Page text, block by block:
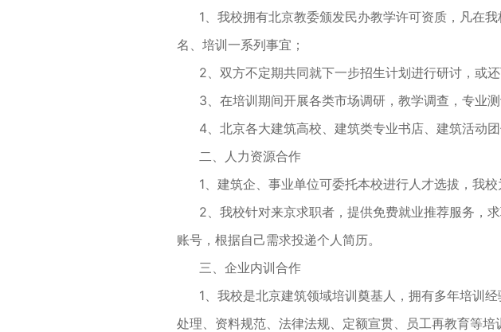
1、我校拥有北京教委颁发民办教学许可资质，凡在
名、培训一系列事宜；
2、双方不定期共同就下一步招生计划进行研讨，或
3、在培训期间开展各类市场调研，教学调查，专业
4、北京各大建筑高校、建筑类专业书店、建筑活动
二、人力资源合作
1、建筑企、事业单位可委托本校进行人才选拔，我
2、我校针对来京求职者，提供免费就业推荐服务，
账号，根据自己需求投递个人简历。
三、企业内训合作
1、我校是北京建筑领域培训奠基人，拥有多年培训
处理、资料规范、法律法规、定额宣贯、员工再教育等培